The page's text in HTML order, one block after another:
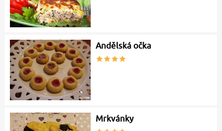
Andělská očka
Mrkvánky